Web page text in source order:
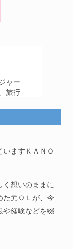
ャー
旅行
ますＫＡＮＯ
く想いのままに
た元ＯＬが、今
や経験などを綴